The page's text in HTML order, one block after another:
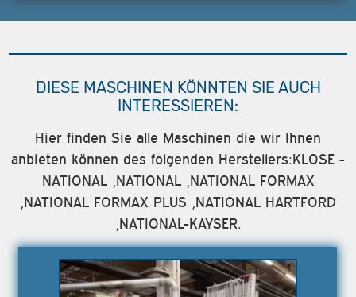
DIESE MASCHINEN KÖNNTEN SIE AUCH
INTERESSIEREN:
Hier finden Sie alle Maschinen die wir Ihnen
anbieten können des folgenden Herstellers:KLOSE -
NATIONAL ,NATIONAL ,NATIONAL FORMAX
,NATIONAL FORMAX PLUS ,NATIONAL HARTFORD
,NATIONAL-KAYSER.